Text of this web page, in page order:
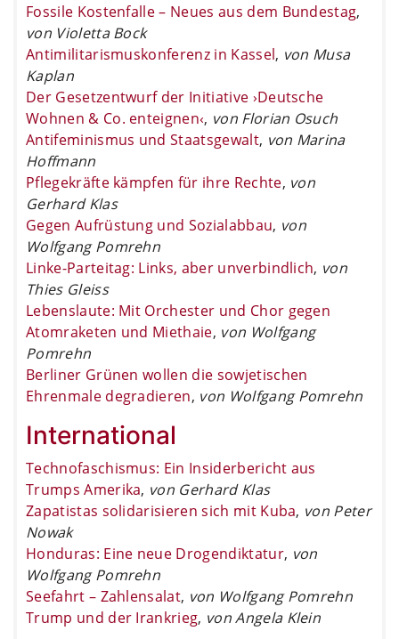
Fossile Kostenfalle – Neues aus dem Bundestag,
von Violetta Bock
Antimilitarismuskonferenz in Kassel, von Musa
Kaplan
Der Gesetzentwurf der Initiative ›Deutsche
Wohnen & Co. enteignen‹, von Florian Osuch
Antifeminismus und Staatsgewalt, von Marina
Hoffmann
Pflegekräfte kämpfen für ihre Rechte, von
Gerhard Klas
Gegen Aufrüstung und Sozialabbau, von
Wolfgang Pomrehn
Linke-Parteitag: Links, aber unverbindlich, von
Thies Gleiss
Lebenslaute: Mit Orchester und Chor gegen
Atomraketen und Miethaie, von Wolfgang
Pomrehn
Berliner Grünen wollen die sowjetischen
Ehrenmale degradieren, von Wolfgang Pomrehn
International
Technofaschismus: Ein Insiderbericht aus
Trumps Amerika, von Gerhard Klas
Zapatistas solidarisieren sich mit Kuba, von Peter
Nowak
Honduras: Eine neue Drogendiktatur, von
Wolfgang Pomrehn
Seefahrt – Zahlensalat, von Wolfgang Pomrehn
Trump und der Irankrieg, von Angela Klein